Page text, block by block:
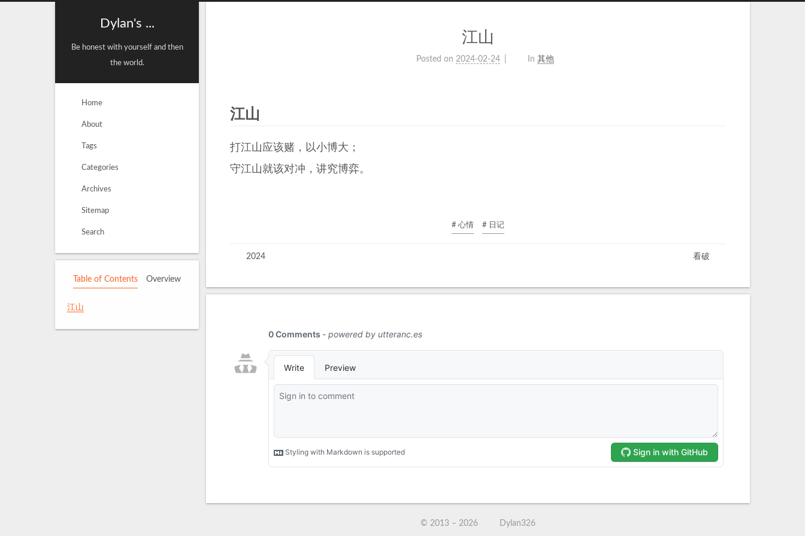
Dylan's ...
Be honest with yourself and then
the world.
Home
About
Tags
Categories
Archives
Sitemap
Search
Table of Contents Overview
江山
江山
Posted on 2024-02-24 In 其他
江山
打江山应该赌，以小博大；
守江山就该对冲，讲究博弈。
# 心情 # 日记
2024 看破
© 2013 –2026 Dylan326